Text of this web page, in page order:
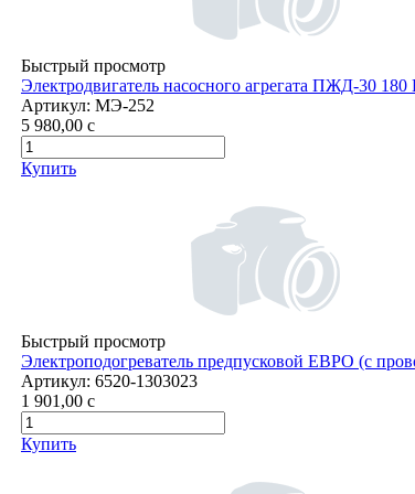
Быстрый просмотр
Электродвигатель насосного агрегата ПЖД-30 180
Артикул: МЭ-252
5 980,00 c
Купить
Быстрый просмотр
Электроподогреватель предпусковой ЕВРО (с
Артикул: 6520-1303023
1 901,00 c
Купить